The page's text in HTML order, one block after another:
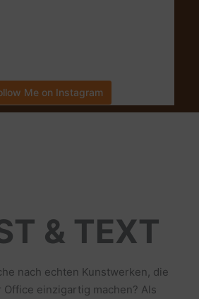
Me on Instagram
& TEXT
nach echten Kunstwerken, die
Office einzigartig machen? Als